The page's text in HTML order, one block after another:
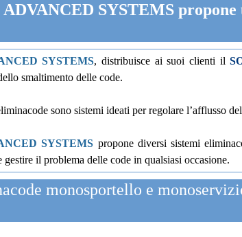
SYSTEMS propone
SYSTEMS, distribuisce ai suoi clienti il
smaltimento delle code.
sono sistemi ideati per regolare l’afflusso
SYSTEMS propone diversi sistemi
gestire il problema delle code in qualsiasi occasione.
monosportello e